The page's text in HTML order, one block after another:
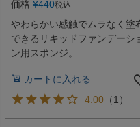
価格 ¥440税込
やわらかい感触でムラなく塗
できるリキッドファンデーシ
ン用スポンジ。
カートに入れる
4.00 （1 ）